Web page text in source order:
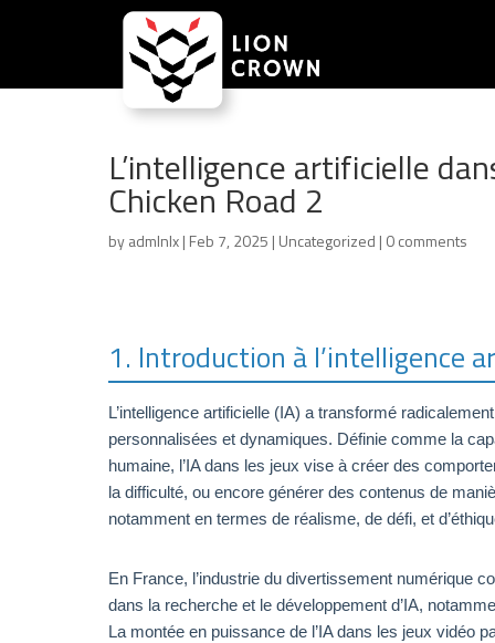
L’intelligence artificielle
Chicken Road 2
byadmlnlx| Feb 7, 2025 | Uncategorized | 0 comments
1. Introduction à l’intelligence
L’intelligence artificielle (IA) a transformé
personnalisées et dynamiques. Définie comme la
humaine, l’IA dans les jeux vise à créer des
la difficulté, ou encore générer des contenus de
notamment en termes de réalisme, de défi, et
En France, l’industrie du divertissement numérique
dans la recherche et le développement d’IA,
La montée en puissance de l’IA dans les jeux vidéo